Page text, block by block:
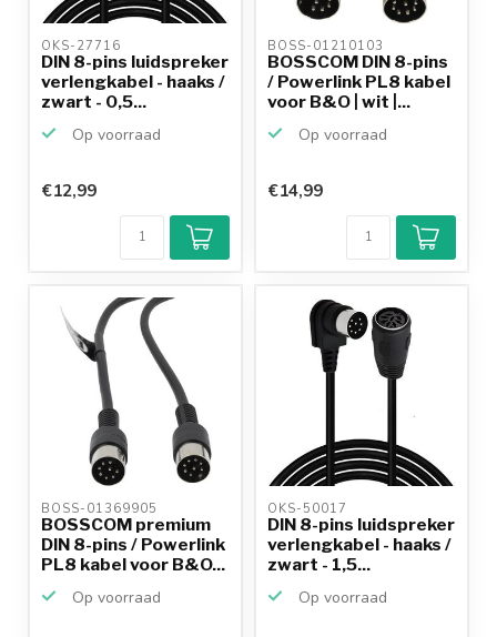
OKS-27716
DIN 8-pins luidspreker
verlengkabel - haaks /
zwart - 0,5...
Op voorraad
€12,99
BOSS-01210103
BOSSCOM DIN 8-pins
/ Powerlink PL8 kabel
voor B&O | wit |...
Op voorraad
€14,99
BOSS-01369905
BOSSCOM premium
DIN 8-pins / Powerlink
PL8 kabel voor B&O...
Op voorraad
OKS-50017
DIN 8-pins luidspreker
verlengkabel - haaks /
zwart - 1,5...
Op voorraad